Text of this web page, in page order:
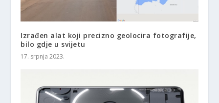
Izrađen alat koji precizno geolocira fotografije,
bilo gdje u svijetu
17. srpnja 2023.